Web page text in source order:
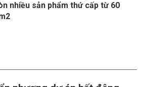
nhiều sản phẩm thứ cấp từ 60